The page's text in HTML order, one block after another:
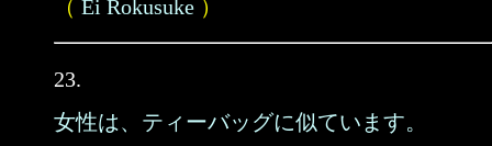
（ Ei Rokusuke ）
23.
女性は、ティーバッグに似ています。